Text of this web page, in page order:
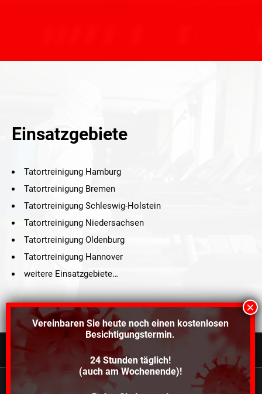
Einsatzgebiete
Tatortreinigung Hamburg
Tatortreinigung Bremen
Tatortreinigung Schleswig-Holstein
Tatortreinigung Niedersachsen
Tatortreinigung Oldenburg
Tatortreinigung Hannover
weitere Einsatzgebiete…
©2021 Schröders Service Team Nord, All Rights Reserved.
Schroeder Service Team Nord
Vereinbaren Sie heute noch einen kostenlosen
Besichtigungstermin.
24 Stunden täglich!
(auch am Wochenende)!